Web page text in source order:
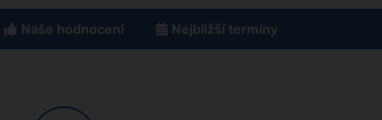
Naše hodnocení Nejbližší termíny